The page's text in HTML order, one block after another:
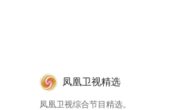
凤凰卫视精选
凤凰卫视综合节目精选。